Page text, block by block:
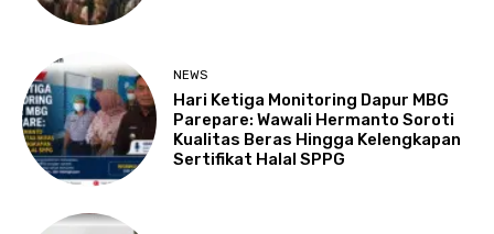
NEWS
Hari Ketiga Monitoring Dapur MBG
Parepare: Wawali Hermanto Soroti
Kualitas Beras Hingga Kelengkapan
Sertifikat Halal SPPG